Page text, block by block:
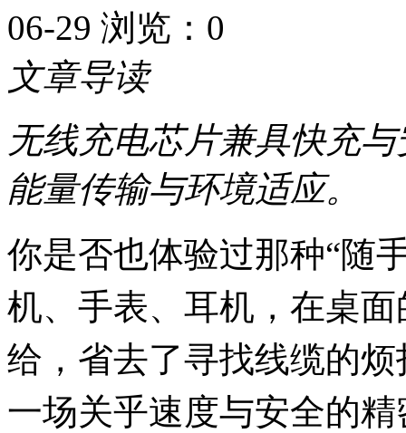
06-29 浏览： 0
文章导读
无线充电芯片兼具快充
能量传输与环境适应。
你是否也体验过那种“随
机、手表、耳机，在桌
给，省去了寻找线缆的
一场关乎速度与安全的